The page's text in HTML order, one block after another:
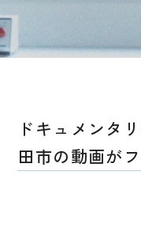
ドキュメンタ
田市の動画が